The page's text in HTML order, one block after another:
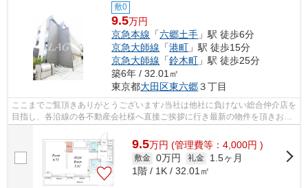
敷0
9.5万円
京急本線 「六郷土手 」駅 徒歩6分
京急大師線 「港町 」駅 徒歩15分
京急大師線 「鈴木町 」駅 徒歩25分
築6年 / 32.01㎡
東京都大田区東六郷３丁目
ここまでご覧頂きありがとうございます♪当社は他社に負けない総合仲介店を
目指し、各沿線の各不動産会社様へ直接ご挨拶に行き最新の物件を頂きお客
様へ提供しております！最新の情報は...
9.5万円 (管理費等：4,000円 )
敷金 0万円 礼金
1.5ヶ月
1階 / 1K / 32.01㎡